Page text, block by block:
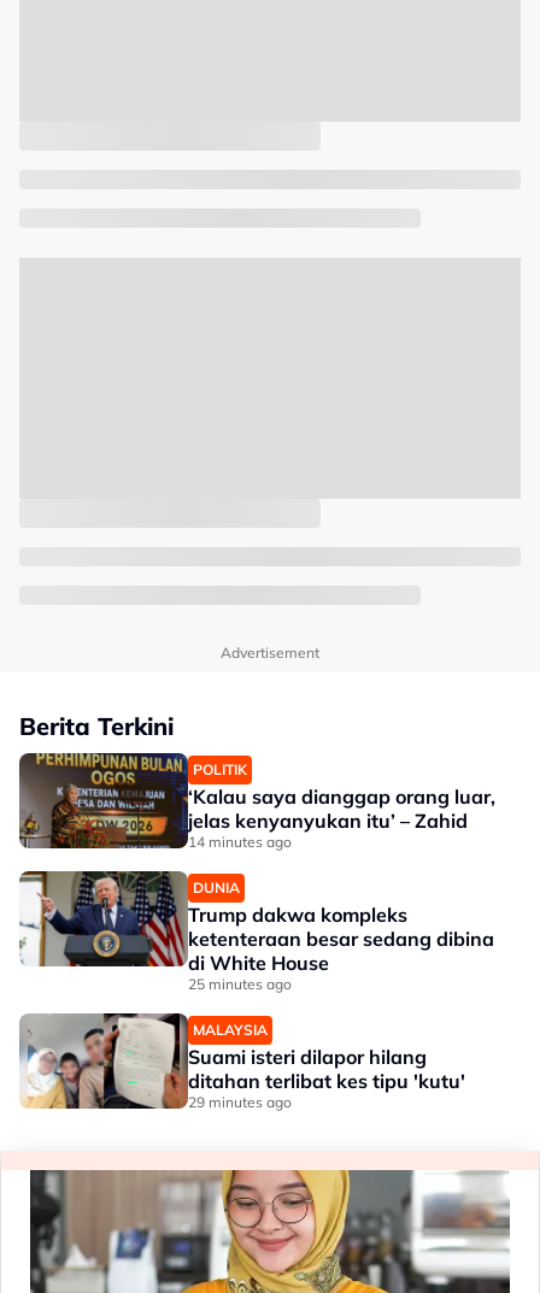
Advertisement
Berita Terkini
POLITIK
‘Kalau saya dianggap orang luar,
jelas kenyanyukan itu’ – Zahid
14 minutes ago
DUNIA
Trump dakwa kompleks
ketenteraan besar sedang dibina
di White House
25 minutes ago
MALAYSIA
Suami isteri dilapor hilang
ditahan terlibat kes tipu 'kutu'
29 minutes ago